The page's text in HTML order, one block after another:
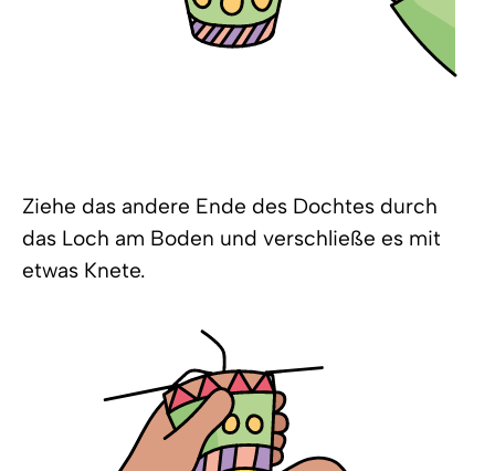
Ziehe das andere Ende des Dochtes durch
das Loch am Boden und verschließe es mit
etwas Knete.